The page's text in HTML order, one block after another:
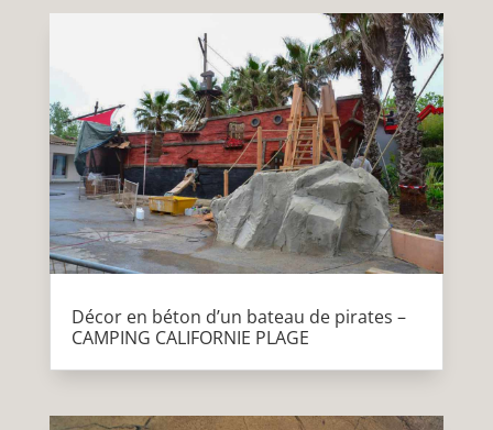
Décor en béton d’un bateau de pirates –
CAMPING CALIFORNIE PLAGE